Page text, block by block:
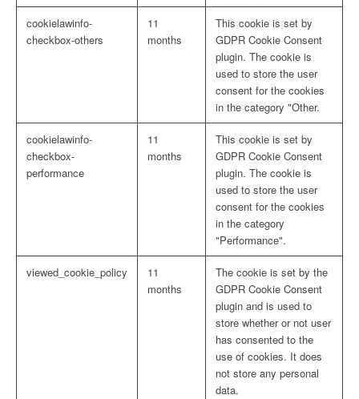
cookielawinfo-
checkbox-others
11
months
This cookie is set by
GDPR Cookie Consent
plugin. The cookie is
used to store the user
consent for the cookies
in the category "Other.
cookielawinfo-
checkbox-
performance
11
months
This cookie is set by
GDPR Cookie Consent
plugin. The cookie is
used to store the user
consent for the cookies
in the category
"Performance".
viewed_cookie_policy
11
months
The cookie is set by the
GDPR Cookie Consent
plugin and is used to
store whether or not user
has consented to the
use of cookies. It does
not store any personal
data.